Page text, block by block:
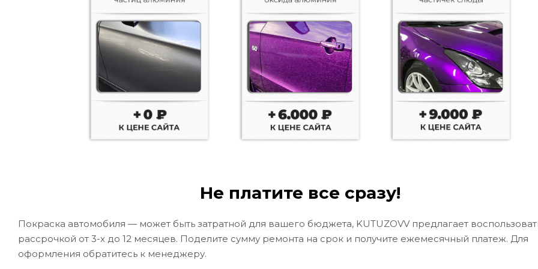
Не платите все сразу!
Покраска автомобиля — может быть затратной для вашего бюджета, KUTUZOVV предлагает
рассрочкой от 3-х до 12 месяцев. Поделите сумму ремонта на срок и получите ежемесячный платеж. Для
оформления обратитесь к менеджеру.